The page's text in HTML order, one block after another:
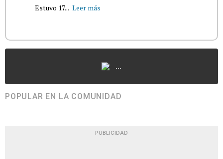
Estuvo 17... Leer más
...
POPULAR EN LA COMUNIDAD
PUBLICIDAD